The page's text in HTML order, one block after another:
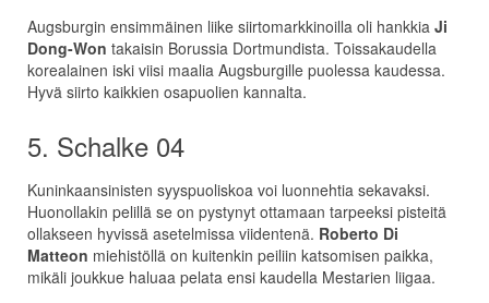
Augsburgin ensimmäinen liike siirtomarkkinoilla oli hankkia Ji
Dong-Won takaisin Borussia Dortmundista. Toissakaudella
korealainen iski viisi maalia Augsburgille puolessa kaudessa.
Hyvä siirto kaikkien osapuolien kannalta.
5. Schalke 04
Kuninkaansinisten syyspuoliskoa voi luonnehtia sekavaksi.
Huonollakin pelillä se on pystynyt ottamaan tarpeeksi pisteitä
ollakseen hyvissä asetelmissa viidentenä. Roberto Di
Matteon miehistöllä on kuitenkin peiliin katsomisen paikka,
mikäli joukkue haluaa pelata ensi kaudella Mestarien liigaa.